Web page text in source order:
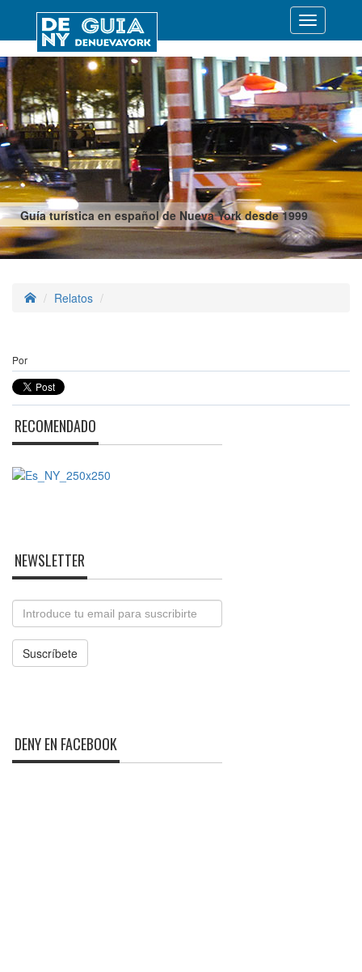
Guía turística en español de Nueva York desde 1999
Desplegar
Relatos
Por
RECOMENDADO
NEWSLETTER
Email
Suscríbete
DENY EN FACEBOOK